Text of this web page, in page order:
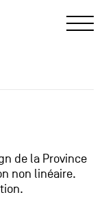
de la Province
non linéaire.